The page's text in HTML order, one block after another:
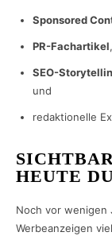
Sponsored
PR-Fachartikel,
SEO-
und
redaktionelle
HEUTE
Noch vor wenigen
Werbeanzeigen